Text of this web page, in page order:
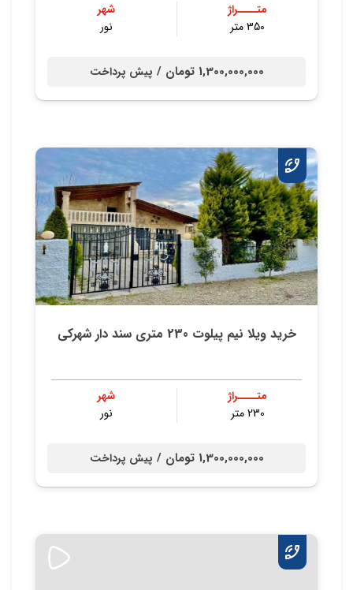
متــــراژ
350 متر
شهر
نور
1,300,000,000 تومان / پیش پرداخت
خرید ویلا نیم پیلوت 230 متری سند دار شهرکی
متــــراژ
230 متر
شهر
نور
1,300,000,000 تومان / پیش پرداخت